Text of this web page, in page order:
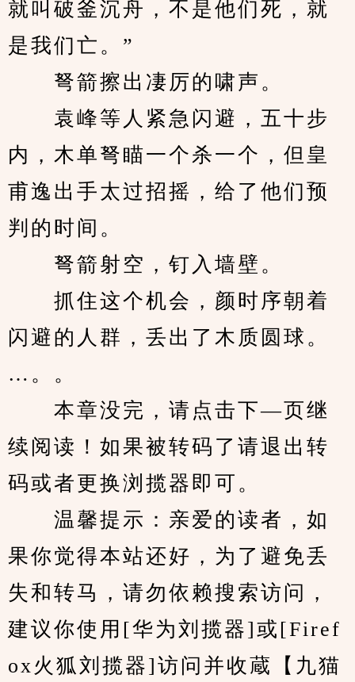
就叫破釜沉舟，不是他们死，就
是我们亡。”
弩箭擦出凄厉的啸声。
袁峰等人紧急闪避，五十步
内，木单弩瞄一个杀一个，但皇
甫逸出手太过招摇，给了他们预
判的时间。
弩箭射空，钉入墙壁。
抓住这个机会，颜时序朝着
闪避的人群，丢出了木质圆球。
…。。
本章没完，请点击下—页继
续阅读！如果被转码了请退出转
码或者更换浏揽器即可。
温馨提示：亲爱的读者，如
果你觉得本站还好，为了避免丢
失和转马，请勿依赖搜索访问，
建议你使用[华为刘揽器]或[Firef
ox火狐刘揽器]访问并收蔵【九猫